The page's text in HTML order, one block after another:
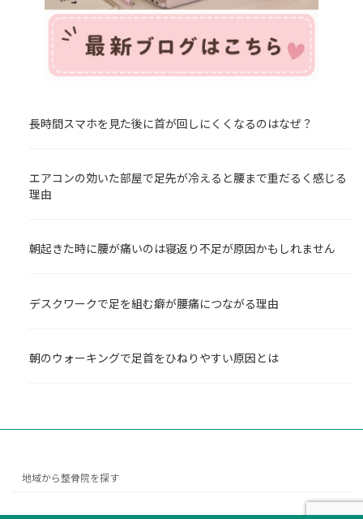
長時間スマホを見た後に首が回しにくくなるのはなぜ？
エアコンの効いた部屋で足先が冷えると腰まで重だるく感じる
理由
朝起きた時に腰が痛いのは寝返り不足が原因かもしれません
デスクワークで足を組む癖が腰痛につながる理由
朝のウォーキングで足首をひねりやすい原因とは
地域から整骨院を探す